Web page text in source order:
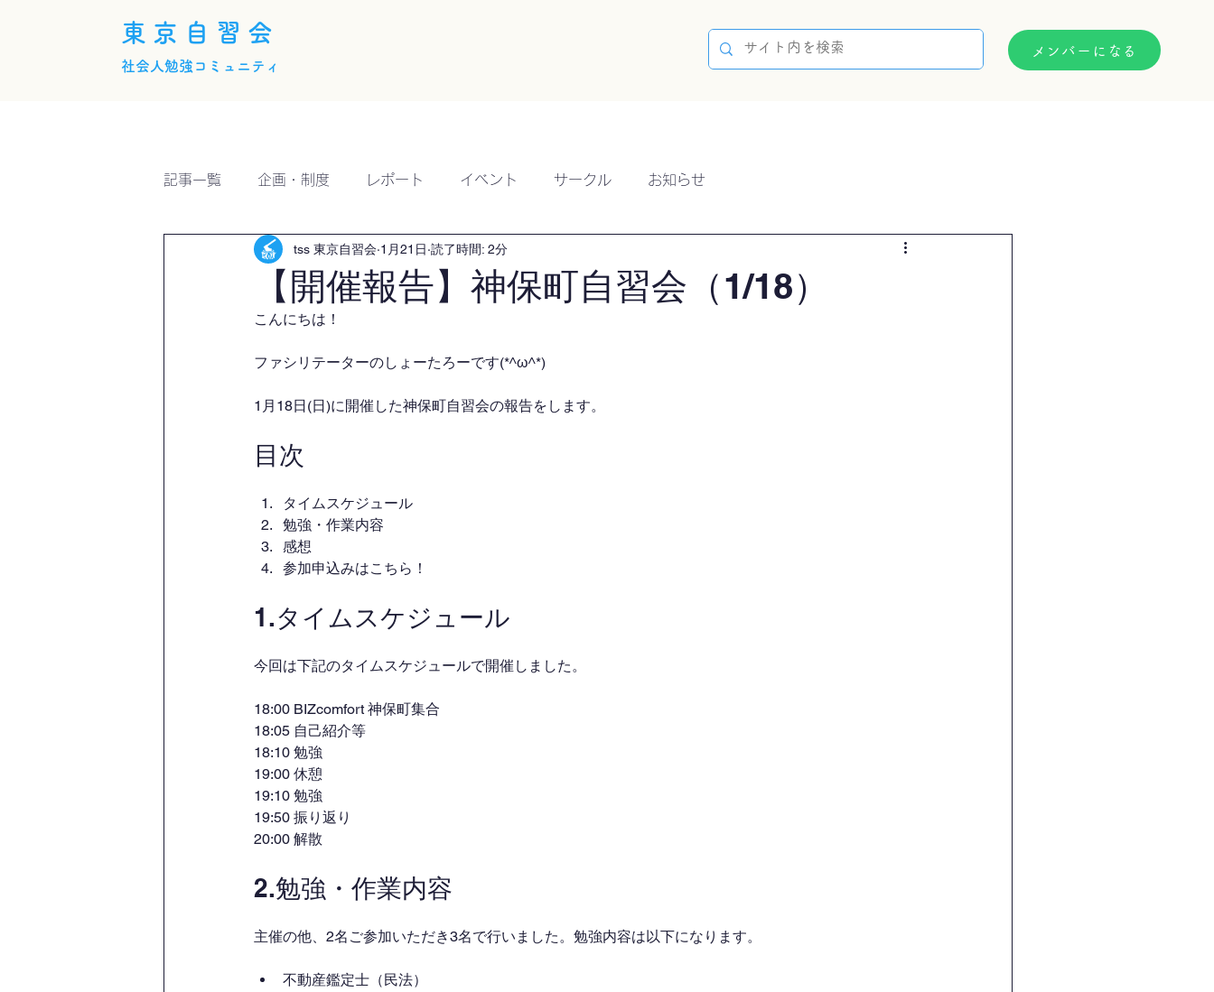
東京自習会
社会人勉強コミュニティ
メンバーになる
記事一覧 企画・制度 レポート イベント サークル お知らせ
【開催報告】神保町自習会（1/18）
tss 東京自習会 1月21日 読了時間: 2分
こんにちは！
ファシリテーターのしょーたろーです(*^ω^*)
1月18日(日)に開催した神保町自習会の報告をします。
目次
タイムスケジュール
勉強・作業内容
感想
参加申込みはこちら！
1.タイムスケジュール
今回は下記のタイムスケジュールで開催しました。
18:00 BIZcomfort 神保町集合
18:05 自己紹介等
18:10 勉強
19:00 休憩
19:10 勉強
19:50 振り返り
20:00 解散
2.勉強・作業内容
主催の他、2名ご参加いただき3名で行いました。勉強内容は以下になります。
不動産鑑定士（民法）